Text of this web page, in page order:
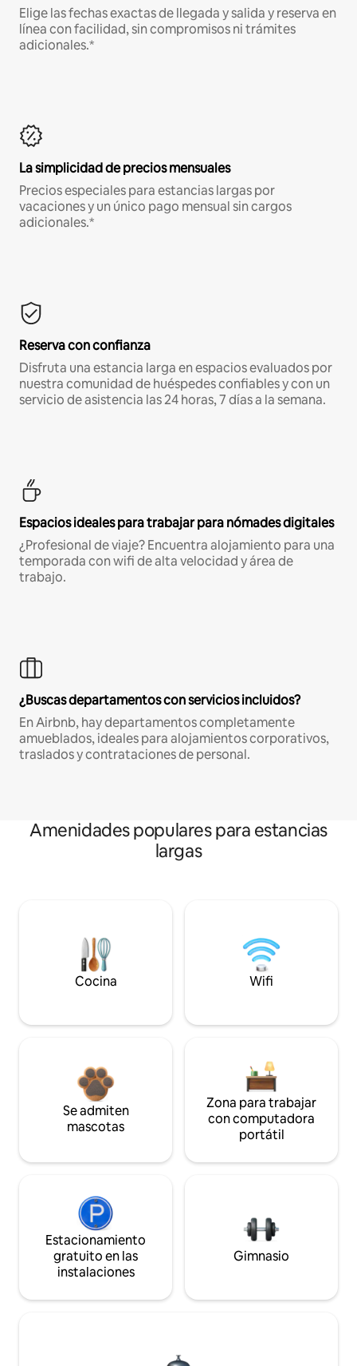
Elige las fechas exactas de llegada y salida y reserva en
línea con facilidad, sin compromisos ni trámites
adicionales.*
La simplicidad de precios mensuales
Precios especiales para estancias largas por
vacaciones y un único pago mensual sin cargos
adicionales.*
Reserva con confianza
Disfruta una estancia larga en espacios evaluados por
nuestra comunidad de huéspedes confiables y con un
servicio de asistencia las 24 horas, 7 días a la semana.
Espacios ideales para trabajar para nómades digitales
¿Profesional de viaje? Encuentra alojamiento para una
temporada con wifi de alta velocidad y área de
trabajo.
¿Buscas departamentos con servicios incluidos?
En Airbnb, hay departamentos completamente
amueblados, ideales para alojamientos corporativos,
traslados y contrataciones de personal.
Amenidades populares para estancias
largas
Cocina Wifi
Se admiten
mascotas
Zona para trabajar
con computadora
portátil
Estacionamiento
gratuito en las
instalaciones
Gimnasio